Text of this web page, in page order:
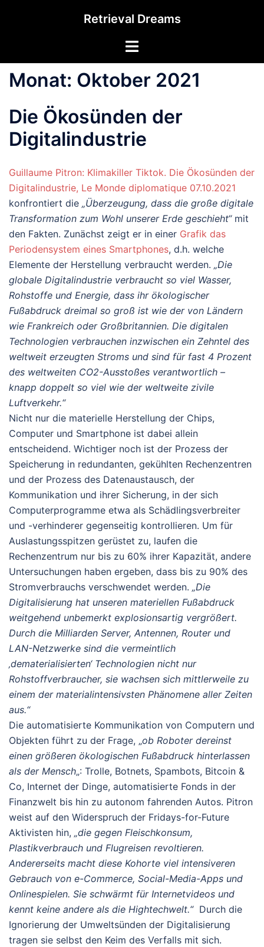
Retrieval Dreams
Menü
Monat: Oktober 2021
Die Ökosünden der
Digitalindustrie
Guillaume Pitron: Klimakiller Tiktok. Die Ökosünden der
Digitalindustrie, Le Monde diplomatique 07.10.2021
konfrontiert die „Überzeugung, dass die große digitale
Transformation zum Wohl unserer Erde geschieht“mit
den Fakten. Zunächst zeigt er in einer Grafik das
Periodensystem eines Smartphones, d.h. welche
Elemente der Herstellung verbraucht werden. „Die
globale Digitalindustrie verbraucht so viel Wasser,
Rohstoffe und Energie, dass ihr ökologischer
Fußabdruck dreimal so groß ist wie der von Ländern
wie Frankreich oder Großbritannien. Die digitalen
Technologien verbrauchen inzwischen ein Zehntel des
weltweit erzeugten Stroms und sind für fast 4 Prozent
des weltweiten CO2-Ausstoßes verantwortlich –
knapp doppelt so viel wie der weltweite zivile
Luftverkehr.“
Nicht nur die materielle Herstellung der Chips,
Computer und Smartphone ist dabei allein
entscheidend. Wichtiger noch ist der Prozess der
Speicherung in redundanten, gekühlten Rechenzentren
und der Prozess des Datenaustausch, der
Kommunikation und ihrer Sicherung, in der sich
Computerprogramme etwa als Schädlingsverbreiter
und -verhinderer gegenseitig kontrollieren. Um für
Auslastungsspitzen gerüstet zu, laufen die
Rechenzentrum nur bis zu 60% ihrer Kapazität, andere
Untersuchungen haben ergeben, dass bis zu 90% des
Stromverbrauchs verschwendet werden. „Die
Digitalisierung hat unseren materiellen Fußabdruck
weitgehend unbemerkt explosionsartig vergrößert.
Durch die Milliarden Server, Antennen, Router und
LAN-Netzwerke sind die vermeintlich
‚dematerialisierten‘ Technologien nicht nur
Rohstoffverbraucher, sie wachsen sich mittlerweile zu
einem der materialintensivsten Phänomene aller Zeiten
aus.“
Die automatisierte Kommunikation von Computern und
Objekten führt zu der Frage, „ob Roboter dereinst
einen größeren ökologischen Fußabdruck hinterlassen
als der Mensch„: Trolle, Botnets, Spambots, Bitcoin &
Co, Internet der Dinge, automatisierte Fonds in der
Finanzwelt bis hin zu autonom fahrenden Autos. Pitron
weist auf den Widerspruch der Fridays-for-Future
Aktivisten hin, „die gegen Fleischkonsum,
Plastikverbrauch und Flugreisen revoltieren.
Andererseits macht diese Kohorte viel intensiveren
Gebrauch von e-Commerce, So­cial-­Media-Apps und
Onlinespielen. Sie schwärmt für Internetvideos und
kennt keine andere als die Hightechwelt.“ Durch die
Ignorierung der Umweltsünden der Digitalisierung
tragen sie selbst den Keim des Verfalls mit sich.